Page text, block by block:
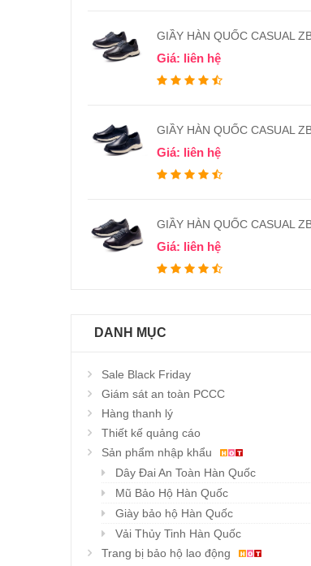
GIẦY HÀN QUỐC CASUAL
Giá: liên hệ
GIẦY HÀN QUỐC CASUAL
Giá: liên hệ
GIẦY HÀN QUỐC CASUAL
Giá: liên hệ
DANH MỤC
Sale Black Friday
Giám sát an toàn PCCC
Hàng thanh lý
Thiết kế quảng cáo
Sản phẩm nhập khẩu
Dây Đai An Toàn Hàn Quốc
Mũ Bảo Hộ Hàn Quốc
Giày bảo hộ Hàn Quốc
Vải Thủy Tinh Hàn Quốc
Trang bị bảo hộ lao động